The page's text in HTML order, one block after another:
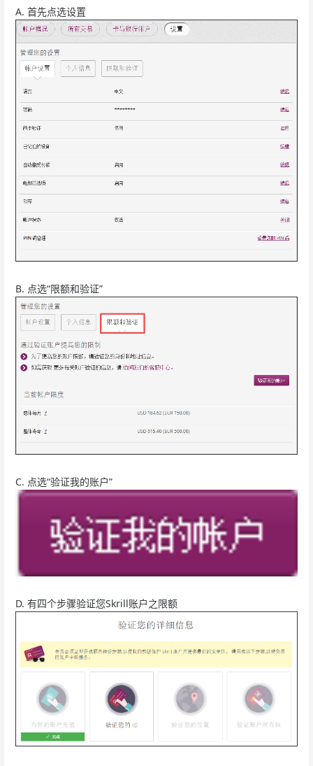
A. 首先点选设置
B. 点选“限额和验证”
C. 点选“验证我的账户”
D. 有四个步骤验证您Skrill账户之限额